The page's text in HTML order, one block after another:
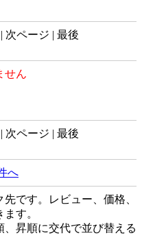
次ページ | 最後
せん
次ページ | 最後
へ
です。レビュー、価格、
す。
昇順に交代で並び替える